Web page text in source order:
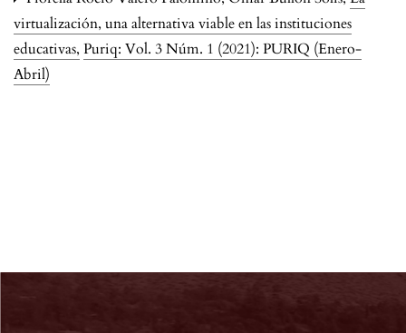
virtualización, una alternativa viable en las instituciones
educativas, Puriq: Vol. 3 Núm. 1 (2021): PURIQ (Enero-
Abril)